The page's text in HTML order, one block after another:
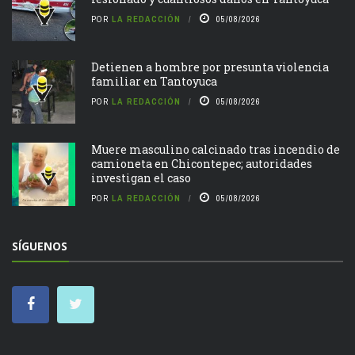
POR LA REDACCIÓN 05/08/2026
Detienen a hombre por presunta violencia
familiar en Tantoyuca
POR LA REDACCIÓN 05/08/2026
Muere masculino calcinado tras incendio de
camioneta en Chicontepec; autoridades
investigan el caso
POR LA REDACCIÓN 05/08/2026
SÍGUENOS